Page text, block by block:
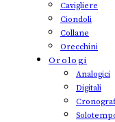
Cavigliere
Ciondoli
Collane
Orecchini
Orologi
Analogici
Digitali